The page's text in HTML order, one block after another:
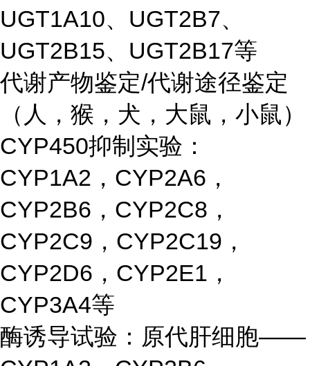
UGT1A10、UGT2B7、
UGT2B15、UGT2B17等
代谢产物鉴定/代谢途径鉴定
（人，猴，犬，大鼠，小鼠）
CYP450抑制实验：
CYP1A2，CYP2A6，
CYP2B6，CYP2C8，
CYP2C9，CYP2C19，
CYP2D6，CYP2E1，
CYP3A4等
酶诱导试验：原代肝细胞——